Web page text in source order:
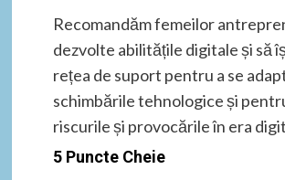
Recomandăm femeilor
dezvolte abilitățile digitale și să
rețea de suport pentru a se
schimbările tehnologice și
riscurile și provocările în era
5 Puncte Cheie